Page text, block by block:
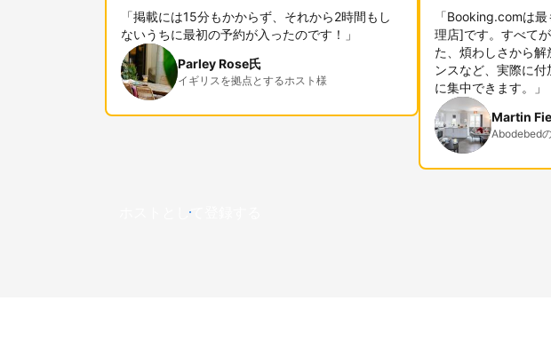
「掲載には15分もかからず、それから2時間もし
ないうちに最初の予約が入ったのです！」
Parley Rose氏
イギリスを拠点とするホスト様
「Booking.comは
理店]です。すべて
た、煩わしさから
ンスなど、実際に
に集中できます。」
Martin
Abodebed
ホストとして登録する